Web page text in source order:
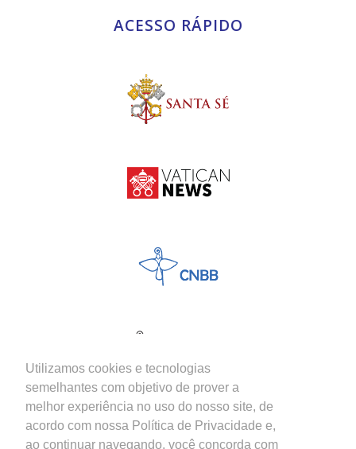
Utilizamos cookies e tecnologias
semelhantes com objetivo de prover a
melhor experiência no uso do nosso site, de
acordo com nossa Política de Privacidade e,
ao continuar navegando, você concorda com
ACESSO RÁPIDO